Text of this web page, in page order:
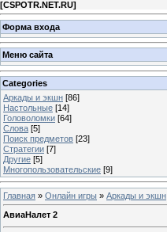
[CSPOTR.NET.RU]
Форма входа
Меню сайта
Categories
Аркады и экшн [86]
Настольные [14]
Головоломки [64]
Слова [5]
Поиск предметов [23]
Стратегии [7]
Другие [5]
Многопользовательские [9]
Главная » Онлайн игры » Аркады и экшн
АвиаНалет 2